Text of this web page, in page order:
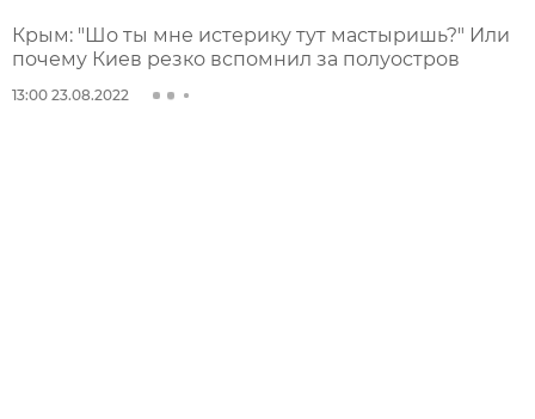
Крым: "Шо ты мне истерику тут мастыришь?" Или
почему Киев резко вспомнил за полуостров
13:00 23.08.2022